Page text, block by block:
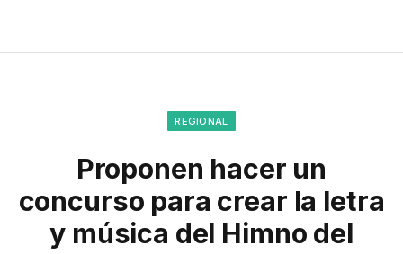
REGIONAL
Proponen hacer un
concurso para crear la letra
y música del Himno del